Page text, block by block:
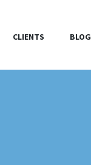
CLIENTS BLOG